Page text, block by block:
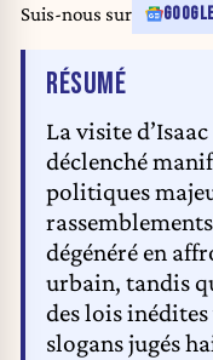
Suis-nous sur
RÉSUMÉDE
La visite
déclenché
politiques
dégénéré en
urbain, tandis
des lois
slogans jugés